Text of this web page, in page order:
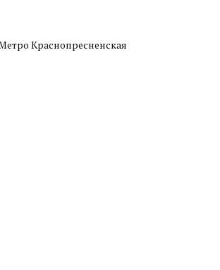
Краснопресненская